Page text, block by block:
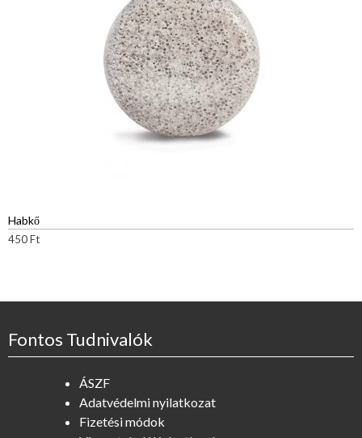
Habkő
450Ft
Fontos Tudnivalók
ÁSZF
Adatvédelmi nyilatkozat
Fizetési módok